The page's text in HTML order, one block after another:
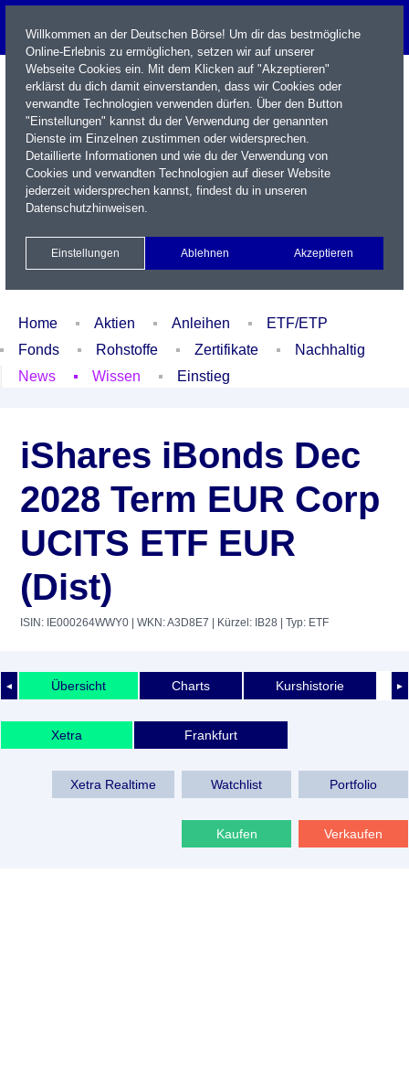
Name / WKN / ISIN / Kürzel
Xetra Realtime
Watchlist Portfolio Login
Home Aktien Anleihen
ETF/ETP
Fonds
Rohstoffe Zertifikate
Nachhaltig
News
Wissen Einstieg
iShares iBonds Dec
2028 Term EUR Corp
UCITS ETF EUR
(Dist)
ISIN: IE000264WWY0 | WKN: A3D8E7 | Kürzel: IB28 | Typ: ETF
◄ ►
Übersicht Charts Kurshistorie
Xetra Frankfurt
Xetra Realtime Watchlist Portfolio
Kaufen Verkaufen
Willkommen an der Deutschen Börse! Um dir das bestmögliche
Online-Erlebnis zu ermöglichen, setzen wir auf unserer
Webseite Cookies ein. Mit dem Klicken auf "Akzeptieren"
erklärst du dich damit einverstanden, dass wir Cookies oder
verwandte Technologien verwenden dürfen. Über den Button
"Einstellungen" kannst du der Verwendung der genannten
Dienste im Einzelnen zustimmen oder widersprechen.
Detaillierte Informationen und wie du der Verwendung von
Cookies und verwandten Technologien auf dieser Website
jederzeit widersprechen kannst, findest du in unseren
Datenschutzhinweisen.
Einstellungen Ablehnen Akzeptieren